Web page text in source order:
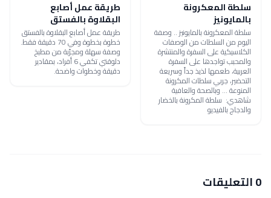
سلطة المعكرونة
بالمايونيز
سلطة المعكرونة بالمايونيز .. وصفة
اليوم من السلطات من الوصفات
الكلاسيكية على السفرة والمنتشرة
والمحبب تواجدها على السفرة
العربية، طعمها لذيذ جداً وسريعة
التحضير، جربي سلطات المكرونة
المنوعة ... وبالصحة والعافية
شاهدي: سلطة المكرونة بالخضار
والدجاج بالفيديو
طريقة عمل أصابع
البقلاوة بالفستق
طريقة عمل أصابع البقلاوة بالفستق
خطوة بخطوة وفي 70 دقيقة فقط.
وصفة سهلة ومجرّبة من مطبخ
دلوقتي تكفي 6 أفراد، بمقادير
دقيقة وخطوات واضحة.
0 التعليقات